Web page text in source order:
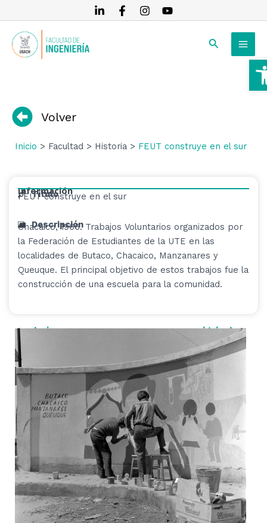
al
contenido
Buscar
Volver
Inicio > Facultad > Historia > FEUT construye en el sur
Información
Título
FEUT construye en el sur
Descripción
Chacaico, 1966. Trabajos Voluntarios organizados por
la Federación de Estudiantes de la UTE en las
localidades de Butaco, Chacaico, Manzanares y
Queuque. El principal objetivo de estos trabajos fue la
construcción de una escuela para la comunidad.
< anterior siguiente >